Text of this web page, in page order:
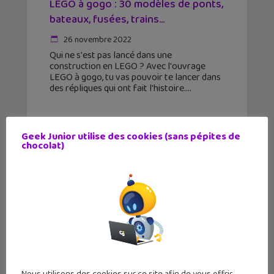
LEGO à gogo : 30 modèles de ponts,
bateaux, fusées, trains…
26 novembre 2022
Qui ne s'est pas lancé dans une
construction en LEGO ? Avec l'ouvrage
LEGO à gogo, tu vas pouvoir te lancer dans
des répliques qui ont fait l'histoire.
Geek Junior utilise des cookies (sans pépites de
chocolat)